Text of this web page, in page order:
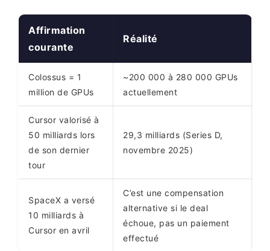
Affirmation
courante
Réalité
Colossus = 1
million de GPUs
~200 000 à 280 000 GPUs
actuellement
Cursor valorisé à
50 milliards lors
de son dernier
tour
29,3 milliards (Series D,
novembre 2025)
SpaceX a versé
10 milliards à
Cursor en avril
C’est une compensation
alternative si le deal
échoue, pas un paiement
effectué